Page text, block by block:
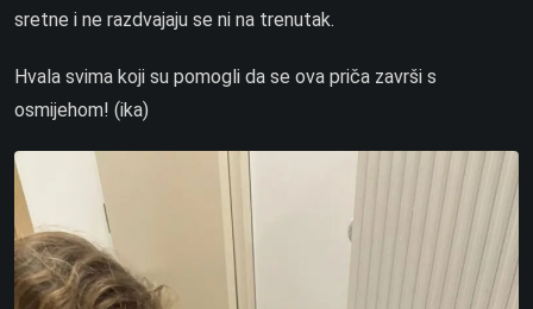
sretne i ne razdvajaju se ni na trenutak.
Hvala svima koji su pomogli da se ova priča završi s
osmijehom! (ika)